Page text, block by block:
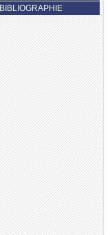
BIBLIOGRAPHIE